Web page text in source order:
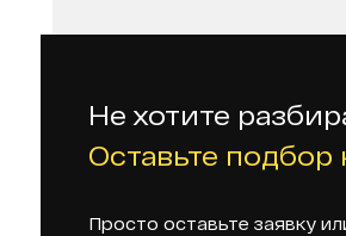
Не хотите
Оставьте подбор
Просто оставьте заявку